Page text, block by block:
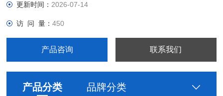
更新时间： 2026-07-14
访 问 量：450
产品咨询 联系我们
产品分类 品牌分类